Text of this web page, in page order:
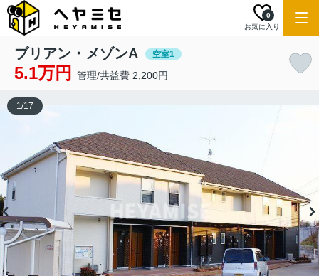
お気に入り
0
ブリアン・メゾンA 空室1
5.1万円 管理/共益費 2,200円
1/17